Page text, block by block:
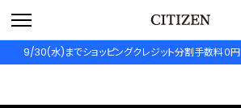
9/30(水)までショッピングクレジット分割手数料０円